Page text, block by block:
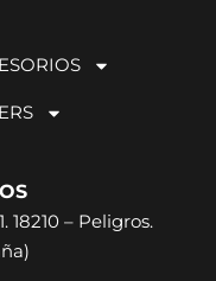
18210 – Peligros.